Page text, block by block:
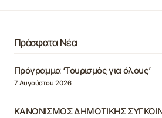
Πρόσφατα Νέα
Πρόγραμμα ‘Τουρισμός για όλους’
7 Αυγούστου 2026
ΚΑΝΟΝΙΣΜΟΣ ΔΗΜΟΤΙΚΗΣ